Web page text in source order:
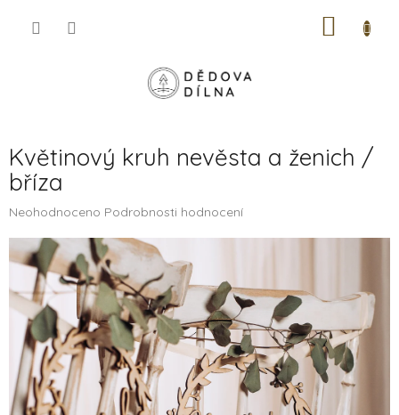
Květinový kruh nevěsta a ženich /
bříza
Průměrné
produktu
je
z
5
hvězdiček.
Neohodnoceno Podrobnosti hodnocení